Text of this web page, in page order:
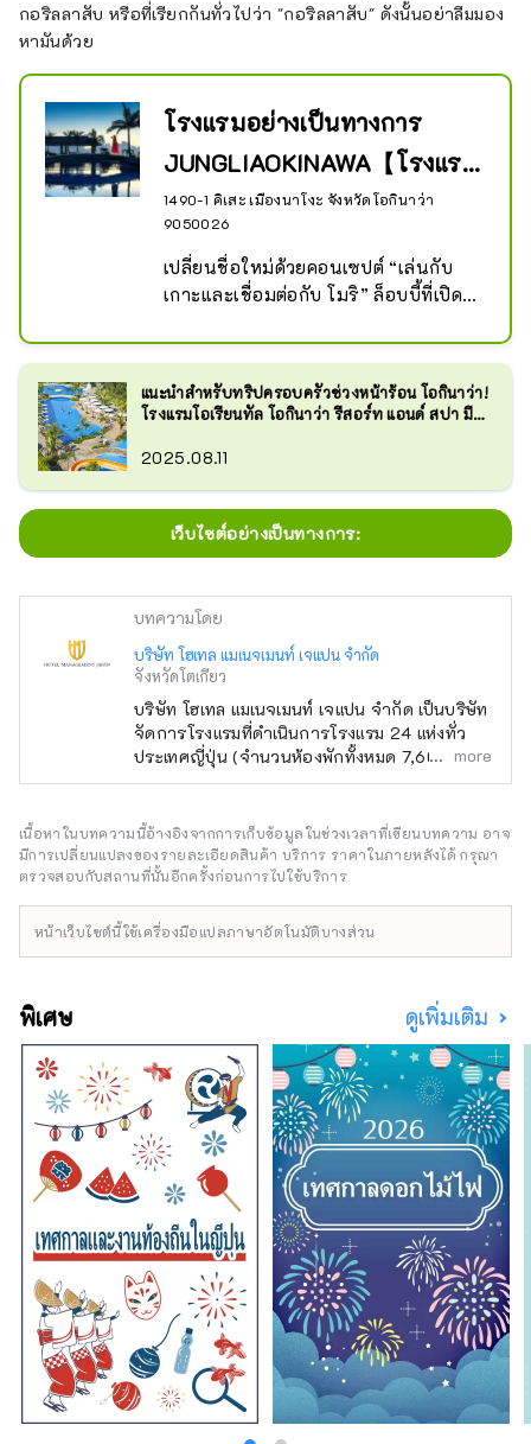
กอริลลาสับ หรือที่เรียกกันทั่วไปว่า "กอริลลาสับ" ดังนั้นอย่าลืมมอง
หามันด้วย
โรงแรมอย่างเป็นทางการ
JUNGLIAOKINAWA【โรงแรม
โอเรียนทัล โอกินาว่า...
1490-1 คิเสะ เมืองนาโงะ จังหวัดโอกินาว่า
9050026
เปลี่ยนชื่อใหม่ด้วยคอนเซปต์ “เล่นกับ
เกาะและเชื่อมต่อกับ โมริ” ล็อบบี้ที่เปิด
นึกถึง โมริ ของยันบารุ ห้องพักกว้าง
ขวางกว่า 44 ตารางเมตร และสระว่าย
น้ำยาว 170 เมตรบนเนินเขาที่หันหน้า
Oriental Hotel โอกินาว่า Resort &
Junglia โอกินาว่า ซึ่งตั้งอยู่ใน เมืองนา
โงะ จังหวัดโอกินาว่า ว่า
แนะนำสำหรับทริปครอบครัวช่วงหน้าร้อน โอกินาว่า!
โรงแรมโอเรียนทัล โอกินาว่า รีสอร์ท แอนด์ สปา มี
2025.08.11
เว็บไซต์อย่างเป็นทางการ:
บทความโดย
บริษัท โฮเทล แมเนจเมนท์ เจแปน จำกัด
จังหวัดโตเกียว
บริษัท โฮเทล แมเนจเมนท์ เจแปน จำกัด เป็นบริษัท
จัดการโรงแรมที่ดำเนินการโรงแรม 24 แห่งทั่ว
ประเทศญี่ปุ่น (จำนวนห้องพักทั้งหมด 7,601 ห้อง)
นอกเหนือจากแบรนด์ของตนเองอย่าง "โอเรียน
แล้ว บริษัทยังบริหารและจัดการโรงแรมอีกหลาย
แห่ง เช่น "ฮิลตัน" "เชอราตัน" และ "โรงแรมนิกโก้"
more
เนื้อหาในบทความนี้อ้างอิงจากการเก็บข้อมูลในช่วงเวลาที่เขียนบทความ อาจ
มีการเปลี่ยนแปลงของรายละเอียดสินค้า บริการ ราคาในภายหลังได้ กรุณา
ตรวจสอบกับสถานที่นั้นอีกครั้งก่อนการไปใช้บริการ
หน้าเว็บไซต์นี้ใช้เครื่องมือแปลภาษาอัตโนมัติบางส่วน
พิเศษ ดูเพิ่มเติม